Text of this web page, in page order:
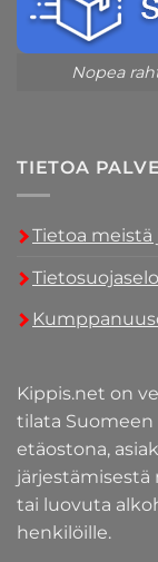
Nopea
TIETOA
Tietoa meistä
Kippis.net on
tilata Suomeen
etäostona,
tai luovuta
henkilöille.